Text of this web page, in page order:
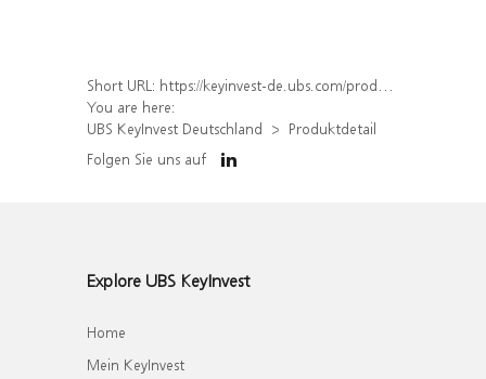
Short URL: https://keyinvest-de.ubs.com/produkt/detail/index/isin/DE000WA81N09
You are here:
UBS KeyInvest Deutschland
Produktdetail
Folgen Sie uns auf
Explore UBS KeyInvest
Home
Mein KeyInvest